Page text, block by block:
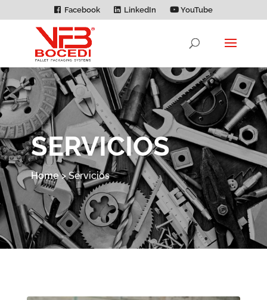
Facebook LinkedIn YouTube
SERVICIOS
Home>Servicios